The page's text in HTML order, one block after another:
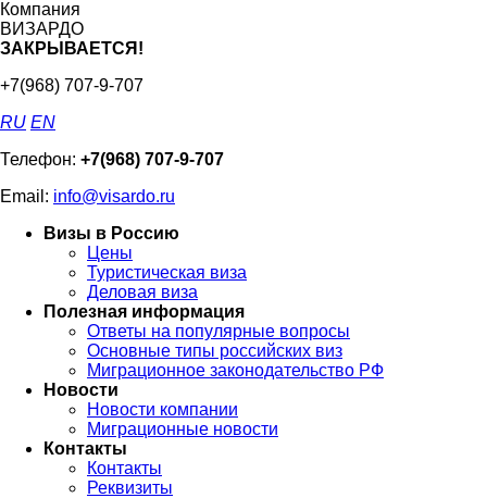
Компания
ВИЗАРДО
ЗАКРЫВАЕТСЯ!
+7(968) 707-9-707
RU EN
Телефон: +7(968) 707-9-707
Email: info@visardo.ru
Визы в Россию
Цены
Туристическая виза
Деловая виза
Полезная информация
Ответы на популярные вопросы
Основные типы российских виз
Миграционное законодательство РФ
Новости
Новости компании
Миграционные новости
Контакты
Контакты
Реквизиты